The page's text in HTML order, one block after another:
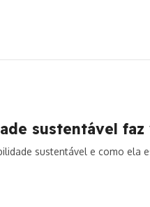
sustentável
sustentável e como ela